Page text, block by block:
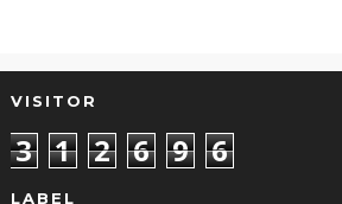
VISITOR
3 1 2 6 9 6
LABEL